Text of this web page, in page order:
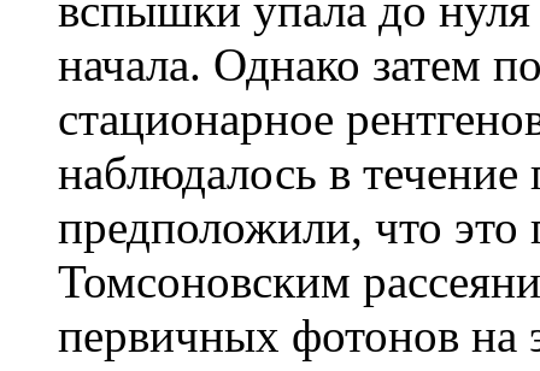
начала. Однако затем
стационарное
наблюдалось в
предположили, что это
Томсоновским
первичных фотонов на